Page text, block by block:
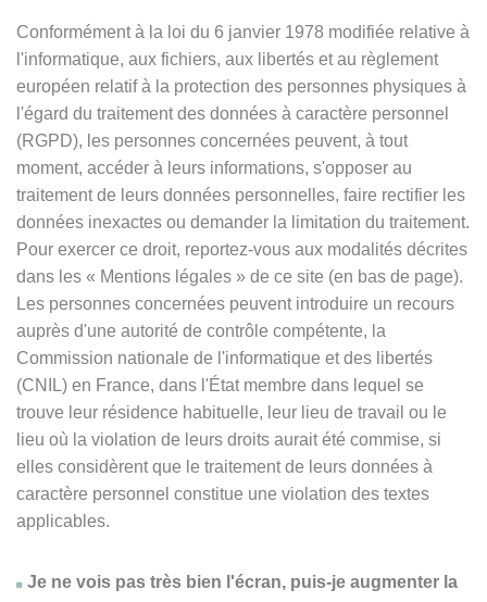
Conformément à la loi du 6 janvier 1978 modifiée relative à
l'informatique, aux fichiers, aux libertés et au règlement
européen relatif à la protection des personnes physiques à
l'égard du traitement des données à caractère personnel
(RGPD), les personnes concernées peuvent, à tout
moment, accéder à leurs informations, s'opposer au
traitement de leurs données personnelles, faire rectifier les
données inexactes ou demander la limitation du traitement.
Pour exercer ce droit, reportez-vous aux modalités décrites
dans les « Mentions légales » de ce site (en bas de page).
Les personnes concernées peuvent introduire un recours
auprès d'une autorité de contrôle compétente, la
Commission nationale de l'informatique et des libertés
(CNIL) en France, dans l'État membre dans lequel se
trouve leur résidence habituelle, leur lieu de travail ou le
lieu où la violation de leurs droits aurait été commise, si
elles considèrent que le traitement de leurs données à
caractère personnel constitue une violation des textes
applicables.
Je ne vois pas très bien l'écran, puis-je augmenter la